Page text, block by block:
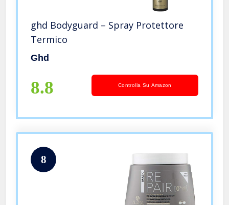
ghd Bodyguard – Spray Protettore
Termico
Ghd
8.8 Controlla Su Amazon
8